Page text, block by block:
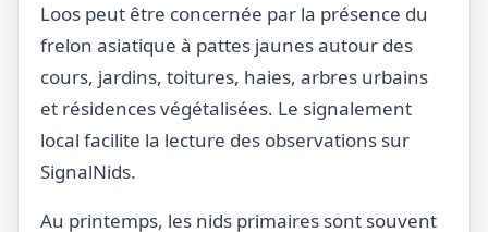
Loos peut être concernée par la présence du
frelon asiatique à pattes jaunes autour des
cours, jardins, toitures, haies, arbres urbains
et résidences végétalisées. Le signalement
local facilite la lecture des observations sur
SignalNids.
Au printemps, les nids primaires sont souvent